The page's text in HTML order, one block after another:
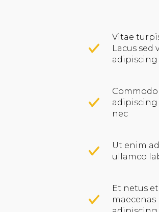
Vitae
Lacus sed
adipiscing
adipiscing
nec
Ut enim
ullamco
Et netus